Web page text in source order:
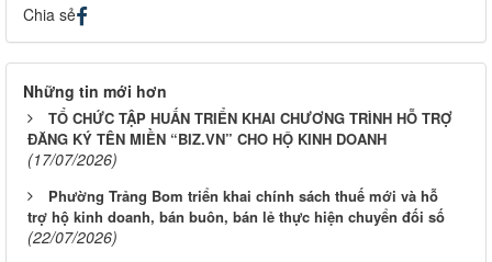
Chia sẻ
Những tin mới hơn
TỔ CHỨC TẬP HUẤN TRIỂN KHAI CHƯƠNG TRÌNH HỖ TRỢ
ĐĂNG KÝ TÊN MIỀN “BIZ.VN” CHO HỘ KINH DOANH
(17/07/2026)
Phường Trảng Bom triển khai chính sách thuế mới và hỗ
trợ hộ kinh doanh, bán buôn, bán lẻ thực hiện chuyển đối số
(22/07/2026)